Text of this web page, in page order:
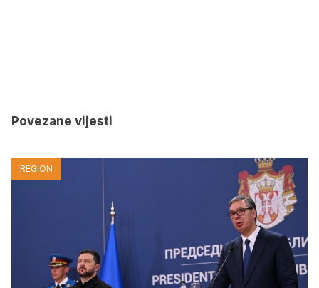
Povezane vijesti
REGION